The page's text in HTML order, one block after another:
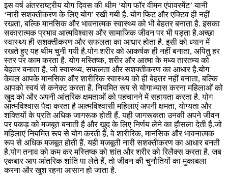
इस वर्ष अंतरराष्ट्रीय योग दिवस की थीम ‘योग फॉर वीमन एंपावरमेंट’ यानी
‘नारी सशक्तीकरण के लिए योग’ रखी गयी है. योग फिट और एक्टिव ही नहीं
रखता, बल्कि मानसिक और भावनात्मक स्वास्थ्य को भी बेहतर बनाता है. इसका
सकारात्मक प्रभाव आत्मविश्वास और सामाजिक जीवन पर भी पड़ता है.अच्छा
स्वास्थ्य ही सशक्तीकरण और सफलता का आधार होता है. इसी को ध्यान में
रखते हुए यह थीम चुनी गयी है.योग शरीर को आकर्षक ही नहीं बनाता, अपितु हर
स्तर पर काम करता है. योग मस्तिष्क, शरीर और आत्मा के मध्य तारतम्य को
बेहतर बनाता है, जो स्वास्थ्य, सफलता और सशक्तीकरण का आधार है.योग
केवल आपके मानसिक और शारीरिक स्वास्थ्य को ही बेहतर नहीं बनाता, बल्कि
आपको स्वयं से कनेक्ट करता है. नियमित रूप से योगाभ्यास करना महिलाओं को
खुद को और अपनी आंतरिक क्षमताओं को पहचानने में सहायता करता है. योग
आत्मविश्वास पैदा करता है आत्मविश्वासी महिलाएं अपनी क्षमता, योग्यता और
शक्तियों के प्रति अधिक जागरूक होती हैं. यही जागरूकता उनकी अपने जीवन
पर पकड़ को मजबूत बनाती है और खुद के लिए निर्णय लेने का हौसला देती है.जो
महिलाएं नियमित रूप से योग करती हैं, वे शारीरिक, मानसिक और भावनात्मक
रूप से अधिक मजबूत होती हैं. यही मजबूती नारी सशक्तीकरण का आधार बनती
है.योग तनाव को कम कर मस्तिष्क को शांत और शरीर को रिलैक्स करता है. जब
एकबार आप आंतरिक शांति पा लेते हैं, तो जीवन की चुनौतियों का मुकाबला
करना और खुश रहना आसान हो जाता है.